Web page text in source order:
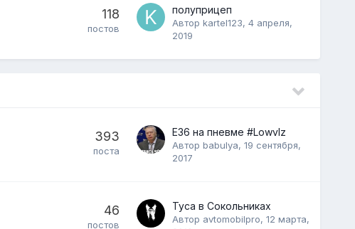
118
постов
полуприцеп
Автор kartel123, 4 апреля,
2019
393
поста
Е36 на пневме #Lowvlz
Автор babulya, 19 сентября,
2017
46
постов
Туса в Сокольниках
Автор avtomobilpro, 12 марта,